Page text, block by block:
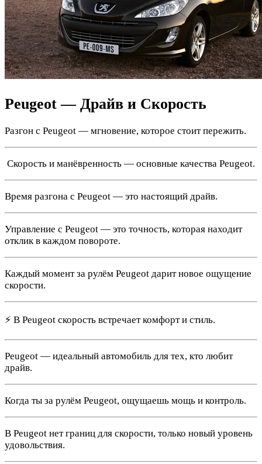
Peugeot — Драйв и Скорость
Разгон с Peugeot — мгновение, которое стоит пережить.
️ Скорость и манёвренность — основные качества Peugeot.
Время разгона с Peugeot — это настоящий драйв.
Управление с Peugeot — это точность, которая находит
отклик в каждом повороте.
Каждый момент за рулём Peugeot дарит новое ощущение
скорости.
⚡ В Peugeot скорость встречает комфорт и стиль.
Peugeot — идеальный автомобиль для тех, кто любит
драйв.
Когда ты за рулём Peugeot, ощущаешь мощь и контроль.
В Peugeot нет границ для скорости, только новый уровень
удовольствия.